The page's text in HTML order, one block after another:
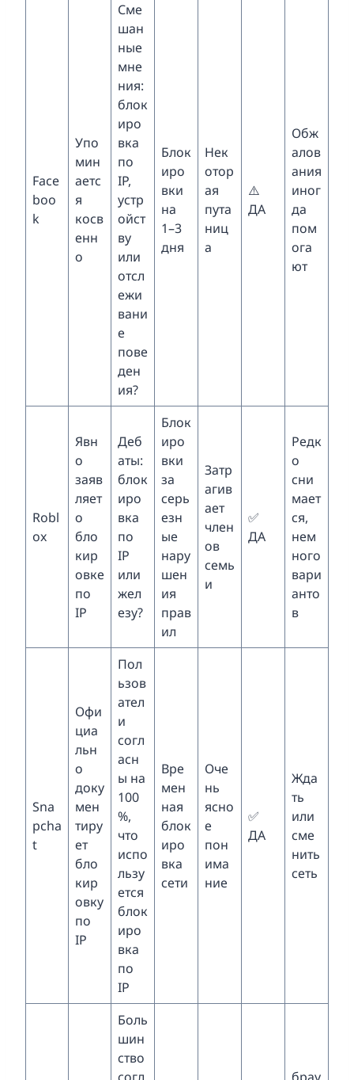
Face
boo
k
Упо
мин
аетс
я
косв
енн
о
Сме
шан
ные
мне
ния:
блок
иро
вка
по
IP,
устр
ойст
ву
или
отсл
ежи
вани
е
пове
ден
ия?
Блок
иро
вки
на
1–3
дня
Нек
отор
ая
пута
ниц
а
⚠️
ДА
Обж
алов
ания
иног
да
пом
ога
ют
Robl
ox
Явн
о
заяв
ляет
о
бло
кир
овке
по
IP
Деб
аты:
блок
иро
вка
по
IP
или
жел
езу?
Блок
иро
вки
за
серь
езн
ые
нару
шен
ия
прав
ил
Затр
агив
ает
член
ов
семь
и
✅
ДА
Редк
о
сни
мает
ся,
нем
ного
вари
анто
в
Sna
pcha
t
Офи
циа
льн
о
доку
мен
тиру
ет
бло
кир
овку
по
IP
Пол
ьзов
ател
и
согл
асн
ы на
100
%,
что
испо
льзу
ется
блок
иро
вка
по
IP
Вре
мен
ная
блок
иро
вка
сети
Оче
нь
ясно
е
пон
има
ние
✅
ДА
Жда
ть
или
сме
нить
сеть
Боль
шин
ство